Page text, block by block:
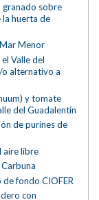
granado sobre
huerta de
Menor
Valle del
alternativo a
y tomate
del Guadalentín
de purines de
aire libre
fondo CIOFER
con